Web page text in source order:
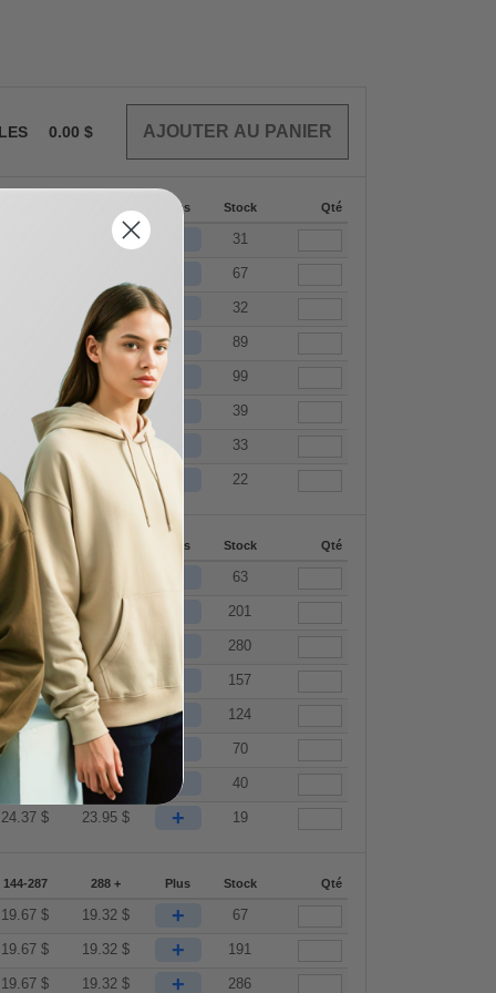
0.00 $
Plus Stock Qté
19.32$ 31
67
19.32 $ 32
19.32$ + 89
21.00 $ 99
22.66$ 22.27$ 39
23.52$ 23.11$ + 33
24.37 23.95 22
144-287 Plus Stock Qté
19.67 $ 63
19.67$ 19.32$ 201
19.67$ 19.32$ 280
19.67$ 19.32$ + 157
21.37$ 21.00 + 124
22.66 22.27 70
23.11$ + 40
24.37$ 23.95$ + 19
144-287 288 + Plus Stock Qté
19.67$ 19.32$ + 67
19.67$ 19.32$ + 191
19.67$ 19.32$ + 286